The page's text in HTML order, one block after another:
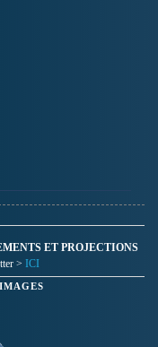
ET PROJECTIONS
> ICI